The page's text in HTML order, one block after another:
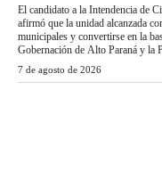
El candidato a la Intendencia de
afirmó que la unidad alcanzada
municipales y convertirse en la
Gobernación de Alto Paraná y la
7 de agosto de 2026